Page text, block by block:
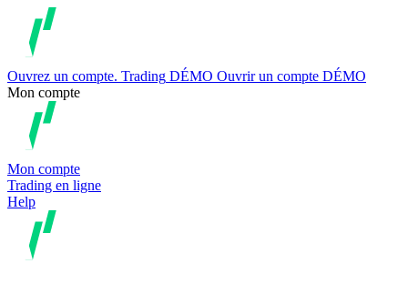
Ouvrez un compte. Trading DÉMO Ouvrir un compte DÉMO
Mon compte
Mon compte
Trading en ligne
Help